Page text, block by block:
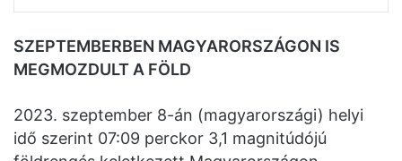
SZEPTEMBERBEN MAGYARORSZÁGON IS
MEGMOZDULT A FÖLD
2023. szeptember 8-án (magyarországi) helyi
idő szerint 07:09 perckor 3,1 magnitúdójú